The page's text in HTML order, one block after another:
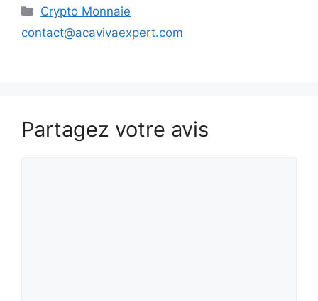
Catégories
Crypto Monnaie
contact@acavivaexpert.com
Partagez votre avis